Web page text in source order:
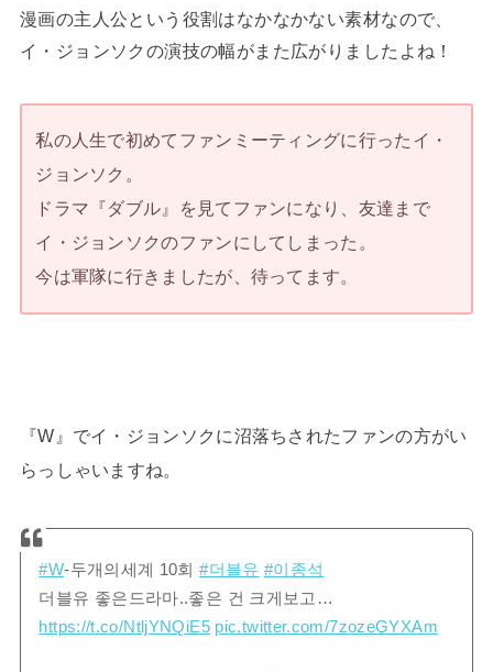
漫画の主人公という役割はなかなかない素材なので、
イ・ジョンソクの演技の幅がまた広がりましたよね！
私の人生で初めてファンミーティングに行ったイ・
ジョンソク。
ドラマ『ダブル』を見てファンになり、友達まで
イ・ジョンソクのファンにしてしまった。
今は軍隊に行きましたが、待ってます。
『W』でイ・ジョンソクに沼落ちされたファンの方がい
らっしゃいますね。
#W-두개의세계 10회#더블유 #이종석
더블유 좋은드라마..좋은 건 크게보고…
https://t.co/NtljYNQiE5 pic.twitter.com/7zozeGYXAm